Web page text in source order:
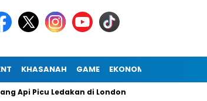
KHASANAH GAME EKONOMI
Ledakan di London Diogo Jota Dies in